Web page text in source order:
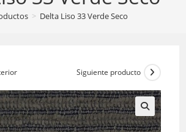
> Delta Liso 33 Verde Seco
Siguiente producto